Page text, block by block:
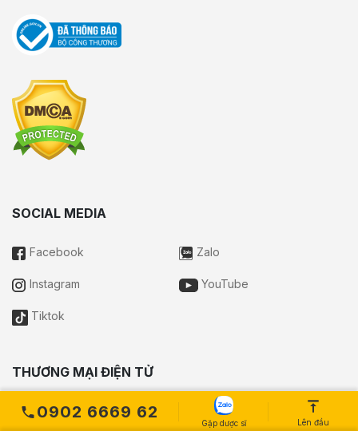
0902 6669 62
Gặp dược sĩ Lên đầu
SOCIAL MEDIA
Facebook Zalo
Instagram YouTube
Tiktok
THƯƠNG MẠI ĐIỆN TỬ